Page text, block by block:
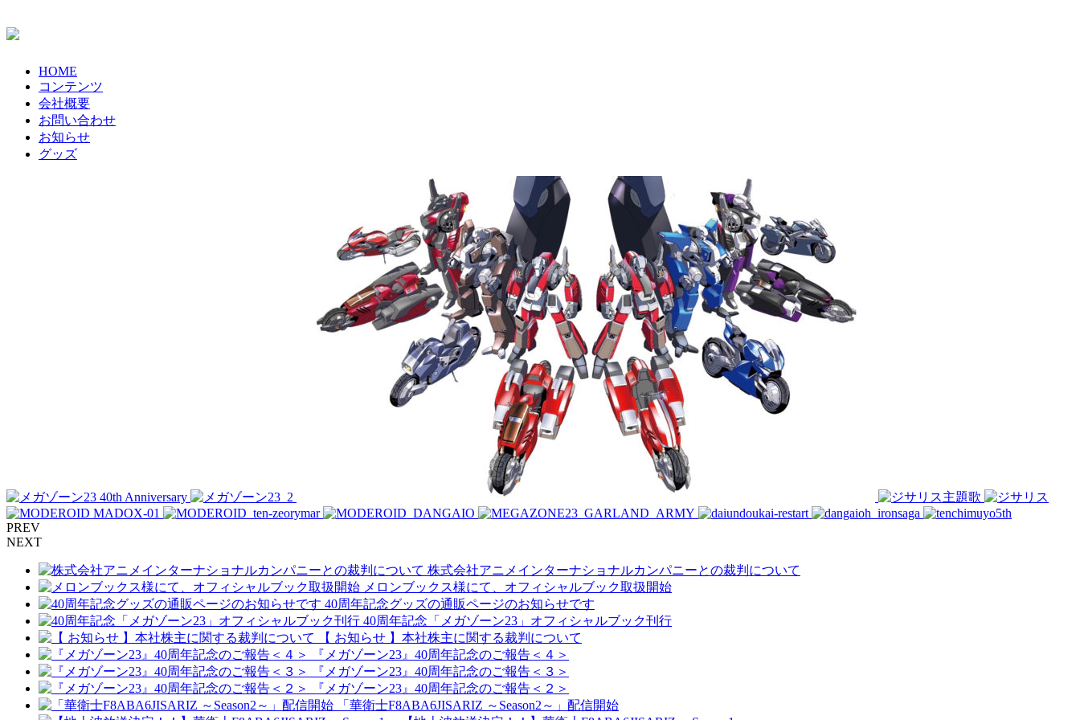
HOME
コンテンツ
会社概要
お問い合わせ
お知らせ
グッズ
PREV
NEXT
株式会社アニメインターナショナルカンパニーとの裁判について
メロンブックス様にて、オフィシャルブック取扱開始
40周年記念グッズの通販ページのお知らせです
40周年記念「メガゾーン23」オフィシャルブック刊行
【 お知らせ 】本社株主に関する裁判について
『メガゾーン23』40周年記念のご報告＜４＞
『メガゾーン23』40周年記念のご報告＜３＞
『メガゾーン23』40周年記念のご報告＜２＞
「華衛士F8ABA6JISARIZ ～Season2～」配信開始